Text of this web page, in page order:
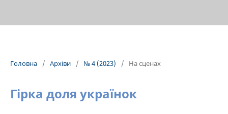
Головна / Архіви / № 4 (2023) / На сценах
Гірка доля українок